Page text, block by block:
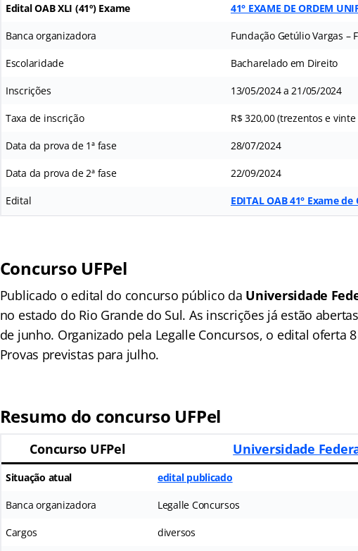
Edital OAB XLI (41º) Exame 41° EXAME DE ORDEM
Banca organizadora Fundação Getúlio Vargas –
Escolaridade Bacharelado em Direito
Inscrições 13/05/2024 a 21/05/2024
Taxa de inscrição R$ 320,00 (trezentos e
Data da prova de 1ª fase 28/07/2024
Data da prova de 2ª fase 22/09/2024
Edital EDITAL OAB 41° Exame de
Concurso UFPel
Publicado o edital do concurso público da Universidade
no estado do Rio Grande do Sul. As inscrições já estão
de junho. Organizado pela Legalle Concursos, o edital oferta
Provas previstas para julho.
Resumo do concurso UFPel
Concurso UFPel Universidade
Situação atual edital publicado
Banca organizadora Legalle Concursos
Cargos diversos